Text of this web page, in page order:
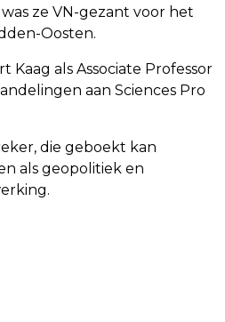
ze VN-gezant voor het
Oosten.
als Associate Professor
aan Sciences Pro
die geboekt kan
als geopolitiek en